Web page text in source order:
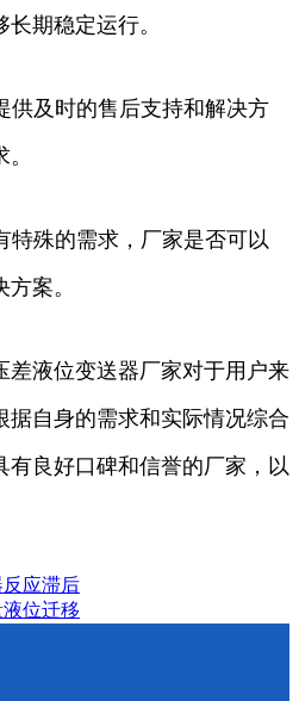
期稳定运行。
供及时的售后支持和解决方
特殊的需求，厂家是否可以
案。
差液位变送器厂家对于用户来
据自身的需求和实际情况综合
有良好口碑和信誉的厂家，以
应滞后
位迁移